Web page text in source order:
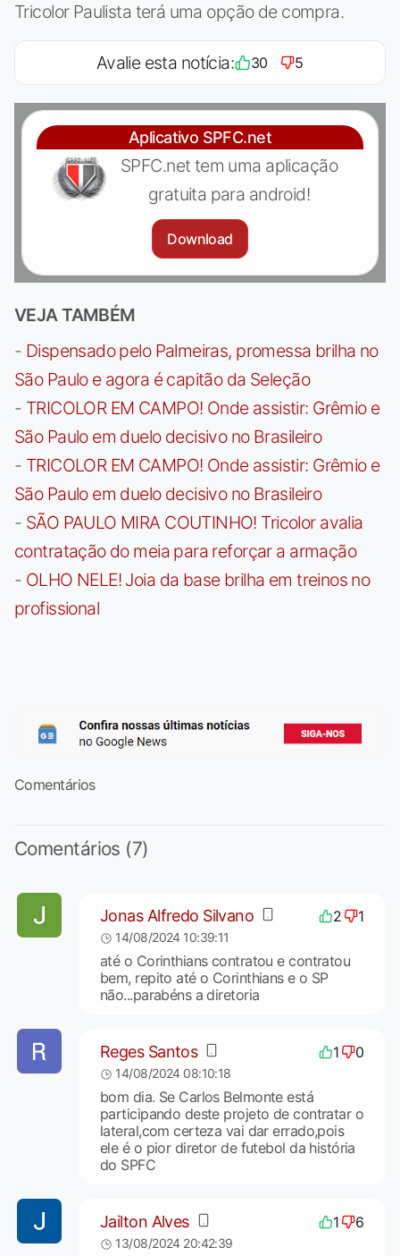
Tricolor Paulista terá uma opção de compra.
Avalie esta notícia: 30 5
Aplicativo SPFC.net
SPFC.net tem uma aplicação
gratuita para android!
Download
VEJA TAMBÉM
- Dispensado pelo Palmeiras, promessa brilha no
São Paulo e agora é capitão da Seleção
- TRICOLOR EM CAMPO! Onde assistir: Grêmio e
São Paulo em duelo decisivo no Brasileiro
- TRICOLOR EM CAMPO! Onde assistir: Grêmio e
São Paulo em duelo decisivo no Brasileiro
- SÃO PAULO MIRA COUTINHO! Tricolor avalia
contratação do meia para reforçar a armação
- OLHO NELE! Joia da base brilha em treinos no
profissional
Comentários
Comentários (7)
Jonas Alfredo Silvano 2 1
14/08/2024 10:39:11
até o Corinthians contratou e contratou
bem, repito até o Corinthians e o SP
não...parabéns a diretoria
Reges Santos 1 0
14/08/2024 08:10:18
bom dia. Se Carlos Belmonte está
participando deste projeto de contratar o
lateral,com certeza vai dar errado,pois
ele é o pior diretor de futebol da história
do SPFC
Jailton Alves 1 6
13/08/2024 20:42:39